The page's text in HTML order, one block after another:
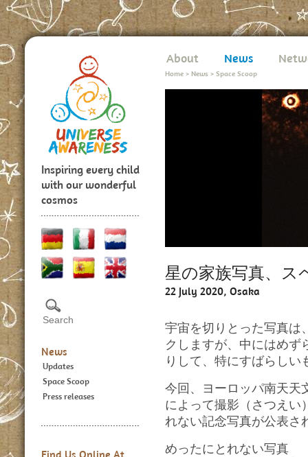
Inspiring every child
with our wonderful
cosmos
News
Updates
Space Scoop
Press releases
Find Us Online At
About News
Home > News > Space Scoop
星の家族写真、ス
22 July 2020, Osaka
宇宙を切りとった写真は
クしますが、中にはめず
りして、特にすばらしい
今回、ヨーロッパ南天天
によって撮影（さつえい
れない記念写真が公表さ
めったにとれない写真